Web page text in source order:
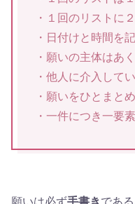
・１回のリストに
・日付けと時間を
・願いの主体はあ
・他人に介入して
・願いをひとまと
・一件につき一要
願いは必ず手書きであ